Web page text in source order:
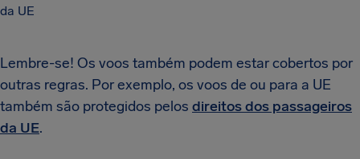
da UE
Lembre-se! Os voos também podem estar cobertos por
outras regras. Por exemplo, os voos de ou para a UE
também são protegidos pelos direitos dos passageiros
da UE.